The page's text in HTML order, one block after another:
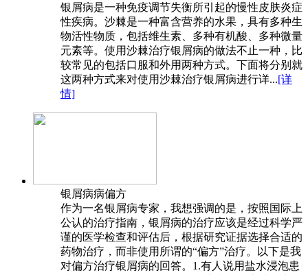
银屑病是一种免疫调节失衡所引起的慢性皮肤炎症
性疾病。沙棘是一种富含营养的水果，具有多种生
物活性物质，包括维生素、多种有机酸、多种微量
元素等。使用沙棘治疗银屑病的做法不止一种，比
较常见的包括口服和外用两种方式。下面将分别就
这两种方式来对使用沙棘治疗银屑病进行详...[详
情]
银屑病病偏方
作为一名银屑病专家，我想强调的是，按照国际上
公认的治疗指南，银屑病的治疗应该是经过科学严
谨的医学检查和评估后，根据研究证据选择合适的
药物治疗，而非使用所谓的“偏方”治疗。以下是我
对偏方治疗银屑病的回答。1.有人说用盐水浸泡患